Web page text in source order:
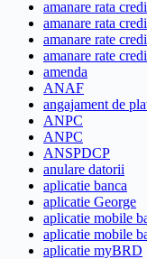
amanare rata
amanare rata
amanare rate
amanare rate
amenda
ANAF
angajament de
ANPC
ANPC
ANSPDCP
anulare datorii
aplicatie banca
aplicatie George
aplicatie mobile
aplicatie mobile
aplicatie myBRD